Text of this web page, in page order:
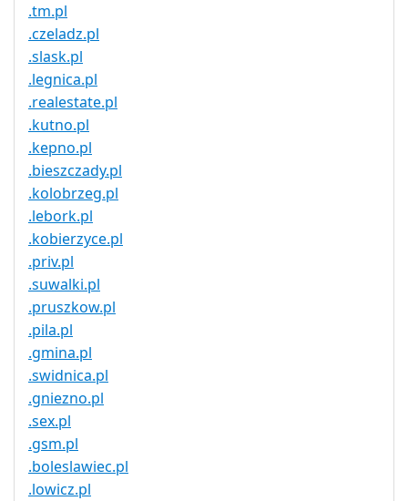
.tm.pl
.czeladz.pl
.slask.pl
.legnica.pl
.realestate.pl
.kutno.pl
.kepno.pl
.bieszczady.pl
.kolobrzeg.pl
.lebork.pl
.kobierzyce.pl
.priv.pl
.suwalki.pl
.pruszkow.pl
.pila.pl
.gmina.pl
.swidnica.pl
.gniezno.pl
.sex.pl
.gsm.pl
.boleslawiec.pl
.lowicz.pl